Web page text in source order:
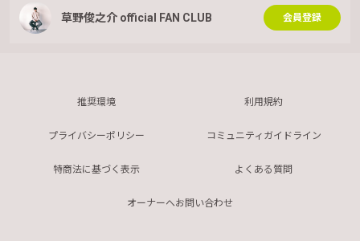
草野俊之介 official FAN CLUB 会員登録
推奨環境 利用規約
プライバシーポリシー コミュニティガイドライン
特商法に基づく表示 よくある質問
オーナーへお問い合わせ